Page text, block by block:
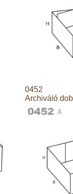
0452
Archiváló